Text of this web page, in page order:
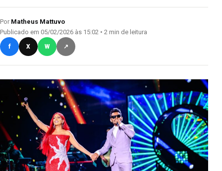
Por Matheus Mattuvo
Publicado em 05/02/2026 às 15:02 • 2 min de leitura
f X W ↗